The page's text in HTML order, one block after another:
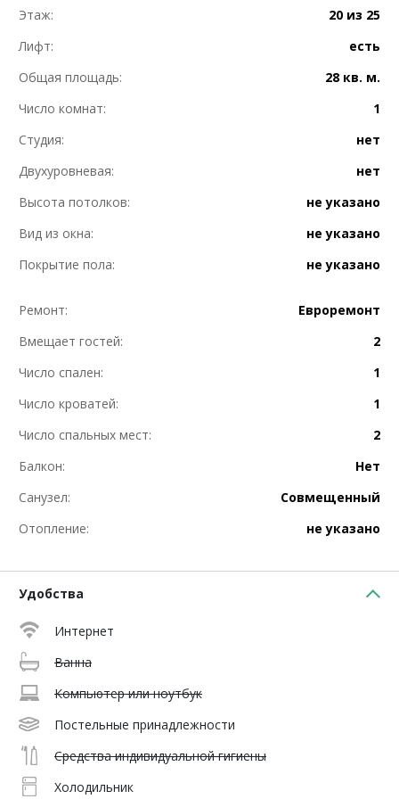
Этаж:
20 из 25
Лифт:
есть
Общая площадь:
28 кв. м.
Число комнат:
1
Студия:
нет
Двухуровневая:
нет
Высота потолков:
не указано
Вид из окна:
не указано
Покрытие пола:
не указано
Ремонт:
Евроремонт
Вмещает гостей:
2
Число спален:
1
Число кроватей:
1
Число спальных мест:
2
Балкон:
Нет
Санузел:
Совмещенный
Отопление:
не указано
Удобства
Интернет
Ванна
Компьютер или ноутбук
Постельные принадлежности
Средства индивидуальной гигиены
Холодильник